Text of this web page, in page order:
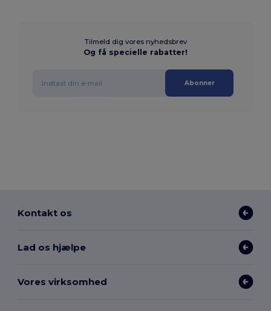
Tilmeld dig vores nyhedsbrev
Og få specielle rabatter!
Abonner
Kontakt os
Lad os hjælpe
Vores virksomhed